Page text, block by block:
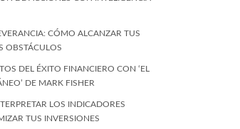
CÓMO ALCANZAR TUS
OBSTÁCULOS
DEL ÉXITO FINANCIERO CON ‘EL
DE MARK FISHER
LOS INDICADORES
TUS INVERSIONES